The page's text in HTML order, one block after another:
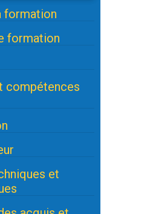
formation
formation
compétences
et